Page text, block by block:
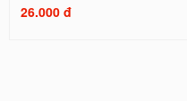
26.000 đ